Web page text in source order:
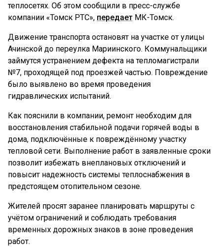
теплосетях. Об этом сообщили в пресс-службе
компании «Томск РТС», передает МК-Томск.
Движение транспорта остановят на участке от улицы
Ачинской до переулка Мариинского. Коммунальщики
займутся устранением дефекта на тепломагистрали
№7, проходящей под проезжей частью. Повреждение
было выявлено во время проведения
гидравлических испытаний.
Как пояснили в компании, ремонт необходим для
восстановления стабильной подачи горячей воды в
дома, подключённые к повреждённому участку
тепловой сети. Выполнение работ в заявленные сроки
позволит избежать внеплановых отключений и
повысит надежность системы теплоснабжения в
предстоящем отопительном сезоне.
Жителей просят заранее планировать маршруты с
учётом ограничений и соблюдать требования
временных дорожных знаков в зоне проведения
работ.